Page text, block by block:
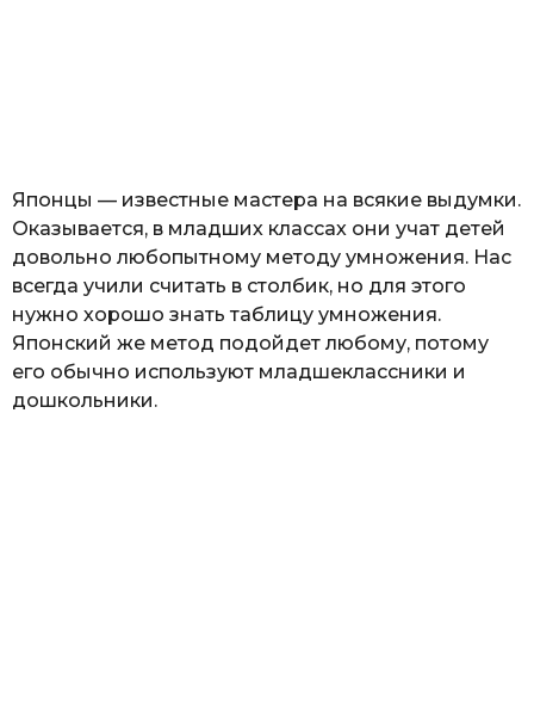
Японцы — известные мастера на всякие выдумки.
Оказывается, в младших классах они учат детей
довольно любопытному методу умножения. Нас
всегда учили считать в столбик, но для этого
нужно хорошо знать таблицу умножения.
Японский же метод подойдет любому, потому
его обычно используют младшеклассники и
дошкольники.